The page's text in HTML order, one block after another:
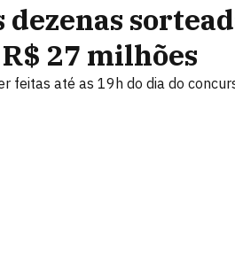
dezenas
27 milhões
feitas até as 19h do dia do